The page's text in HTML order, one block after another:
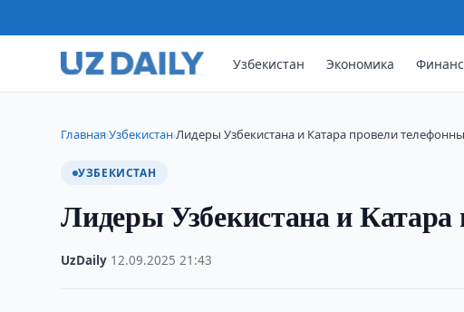
Узбекистан Экономика
Главная›Узбекистан›Лидеры Узбекистана и Катара провели
УЗБЕКИСТАН
Лидеры Узбекистана и
UzDaily 12.09.2025 ·21:43